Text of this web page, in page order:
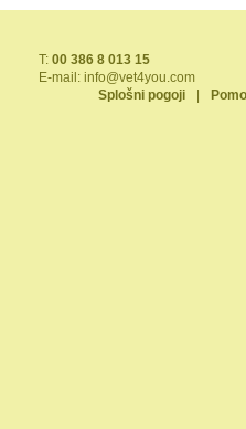
T: 00 386 8 013 15
E-mail: info@vet4you.com
Splošni pogoji